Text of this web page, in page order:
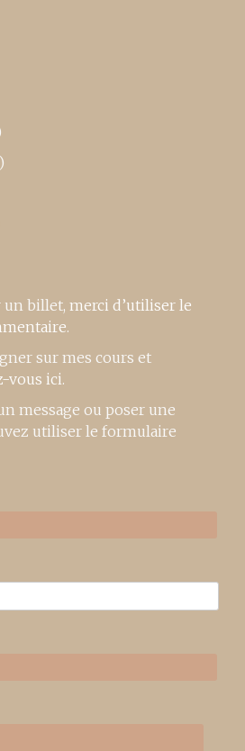
un billet, merci d’utiliser le
.
sur mes cours et
vous ici.
message ou poser une
utiliser le formulaire